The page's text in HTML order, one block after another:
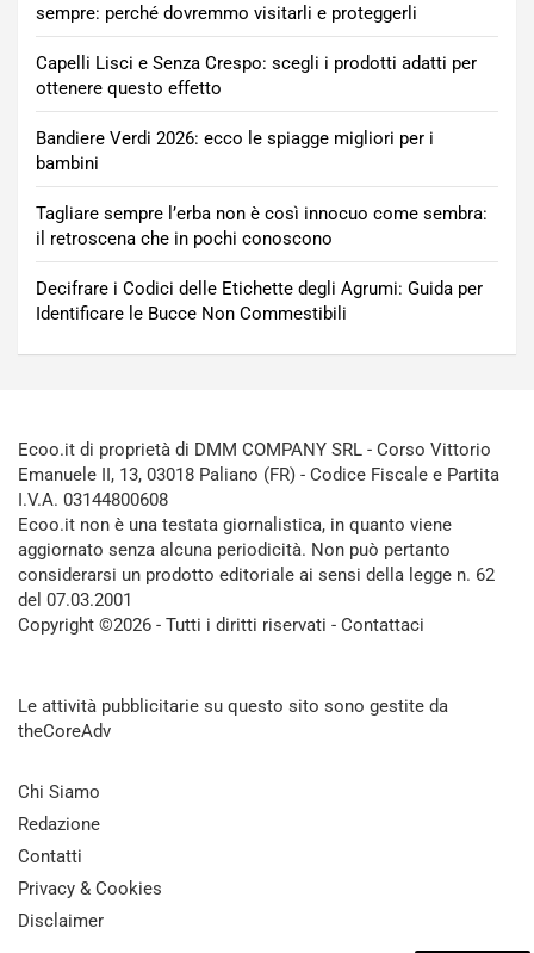
sempre: perché dovremmo visitarli e proteggerli
Capelli Lisci e Senza Crespo: scegli i prodotti adatti per
ottenere questo effetto
Bandiere Verdi 2026: ecco le spiagge migliori per i
bambini
Tagliare sempre l’erba non è così innocuo come sembra:
il retroscena che in pochi conoscono
Decifrare i Codici delle Etichette degli Agrumi: Guida per
Identificare le Bucce Non Commestibili
Ecoo.it di proprietà di DMM COMPANY SRL - Corso Vittorio
Emanuele II, 13, 03018 Paliano (FR) - Codice Fiscale e Partita
I.V.A. 03144800608
Ecoo.it non è una testata giornalistica, in quanto viene
aggiornato senza alcuna periodicità. Non può pertanto
considerarsi un prodotto editoriale ai sensi della legge n. 62
del 07.03.2001
Copyright ©2026 - Tutti i diritti riservati - Contattaci
Le attività pubblicitarie su questo sito sono gestite da
theCoreAdv
Chi Siamo
Redazione
Contatti
Privacy & Cookies
Disclaimer